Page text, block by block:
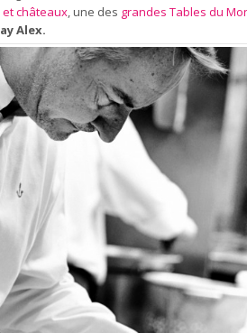
châteaux, une des grandes Tables du
Alex.